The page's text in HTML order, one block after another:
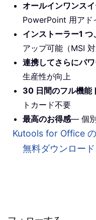
オールインワンスイ
PowerPoint 用ア
インストーラー1
アップ可能（MSI 対
連携してさらにパ
生産性が向上
30 日間のフル機能
トカード不要
最高のお得感— 個
Kutools for Office
無料ダウンロード